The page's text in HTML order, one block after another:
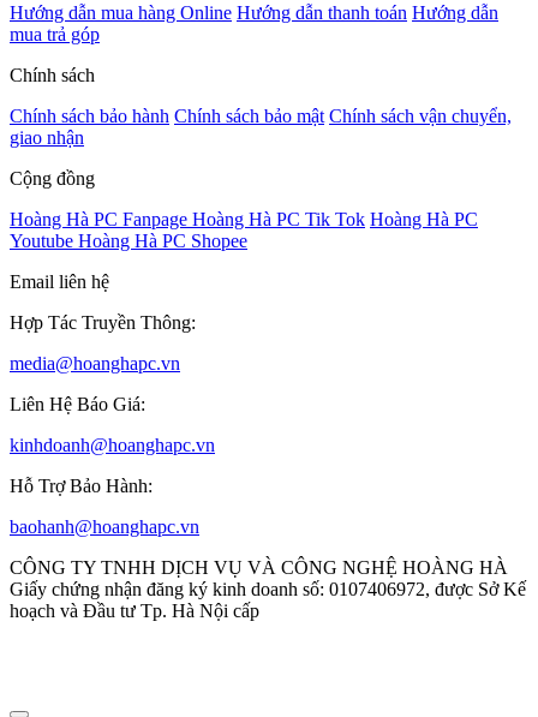
Hướng dẫn mua hàng Online Hướng dẫn thanh toán Hướng dẫn
mua trả góp
Chính sách
Chính sách bảo hành Chính sách bảo mật Chính sách vận chuyển,
giao nhận
Cộng đồng
Hoàng Hà PC Fanpage Hoàng Hà PC Tik Tok Hoàng Hà PC
Youtube Hoàng Hà PC Shopee
Email liên hệ
Hợp Tác Truyền Thông:
media@hoanghapc.vn
Liên Hệ Báo Giá:
kinhdoanh@hoanghapc.vn
Hỗ Trợ Bảo Hành:
baohanh@hoanghapc.vn
CÔNG TY TNHH DỊCH VỤ VÀ CÔNG NGHỆ HOÀNG HÀ
Giấy chứng nhận đăng ký kinh doanh số: 0107406972, được Sở Kế
hoạch và Đầu tư Tp. Hà Nội cấp